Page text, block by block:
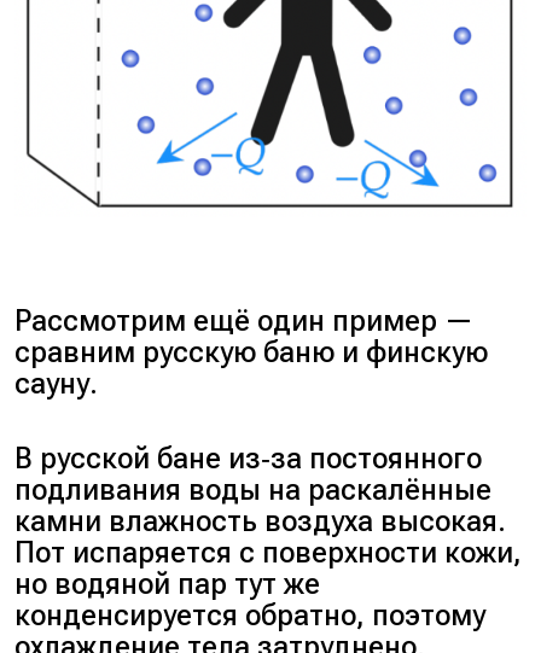
Рассмотрим ещё один пример —
сравним русскую баню и финскую
сауну.
В русской бане из‑за постоянного
подливания воды на раскалённые
камни влажность воздуха высокая.
Пот испаряется с поверхности кожи,
но водяной пар тут же
конденсируется обратно, поэтому